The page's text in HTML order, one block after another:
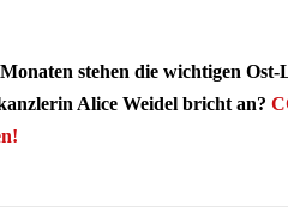
stehen die wichtigen
Alice Weidel bricht an?